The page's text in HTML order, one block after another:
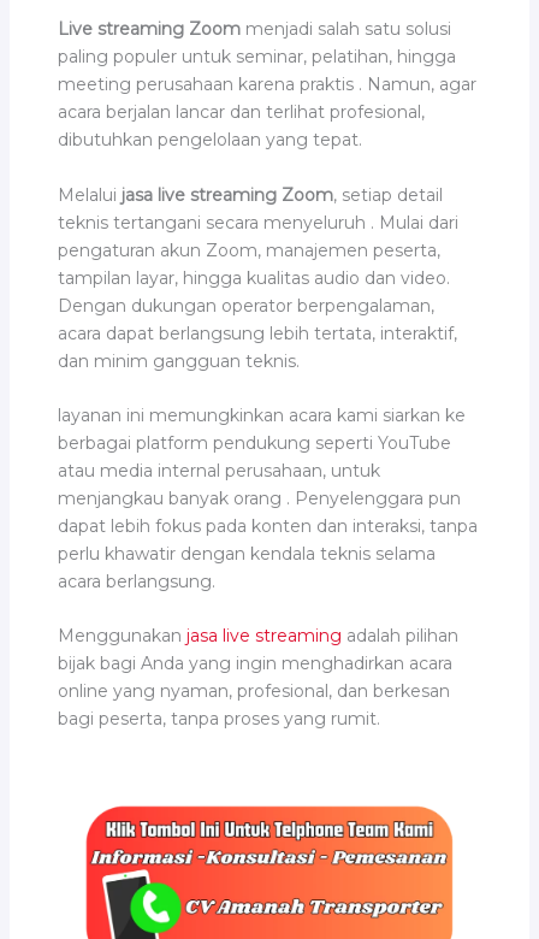
Live streaming Zoommenjadi salah satu solusi
paling populer untuk seminar, pelatihan, hingga
meeting perusahaan karena praktis . Namun, agar
acara berjalan lancar dan terlihat profesional,
dibutuhkan pengelolaan yang tepat.
Melalui jasa live streaming Zoom, setiap detail
teknis tertangani secara menyeluruh . Mulai dari
pengaturan akun Zoom, manajemen peserta,
tampilan layar, hingga kualitas audio dan video.
Dengan dukungan operator berpengalaman,
acara dapat berlangsung lebih tertata, interaktif,
dan minim gangguan teknis.
layanan ini memungkinkan acara kami siarkan ke
berbagai platform pendukung seperti YouTube
atau media internal perusahaan, untuk
menjangkau banyak orang . Penyelenggara pun
dapat lebih fokus pada konten dan interaksi, tanpa
perlu khawatir dengan kendala teknis selama
acara berlangsung.
Menggunakan jasa live streaming adalah pilihan
bijak bagi Anda yang ingin menghadirkan acara
online yang nyaman, profesional, dan berkesan
bagi peserta, tanpa proses yang rumit.